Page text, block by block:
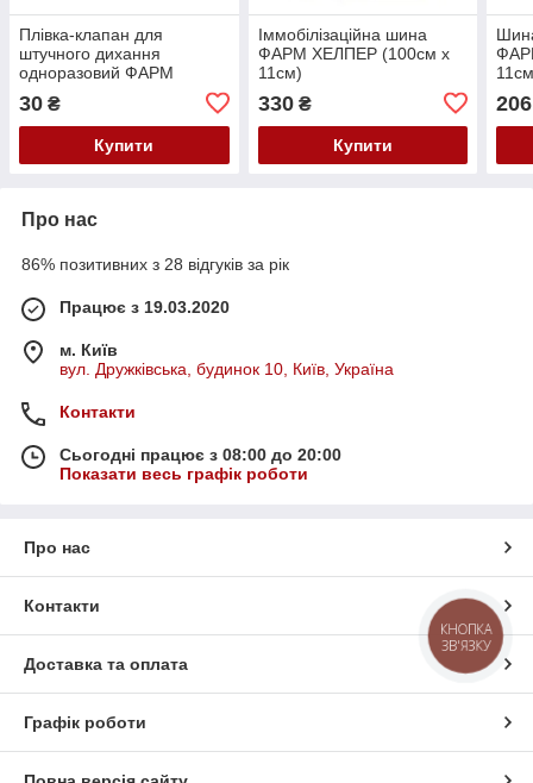
Плівка-клапан для
штучного дихання
одноразовий ФАРМ
30 ₴
Купити
Іммобілізаційна шина
ФАРМ ХЕЛПЕР (100см х
11см)
330₴
Купити
Про нас
86% позитивних з 28 відгуків за рік
Працює з 19.03.2020
м. Київ
вул. Дружківська, будинок 10, Київ, Україна
Контакти
Сьогодні працює з 08:00 до 20:00
Показати весь графік роботи
Про нас
Контакти
Доставка та оплата
Графік роботи
КНОПКА
ЗВ'ЯЗКУ